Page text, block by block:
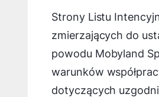
Strony Listu
zmierzających do
powodu Mobyland
warunków
dotyczących